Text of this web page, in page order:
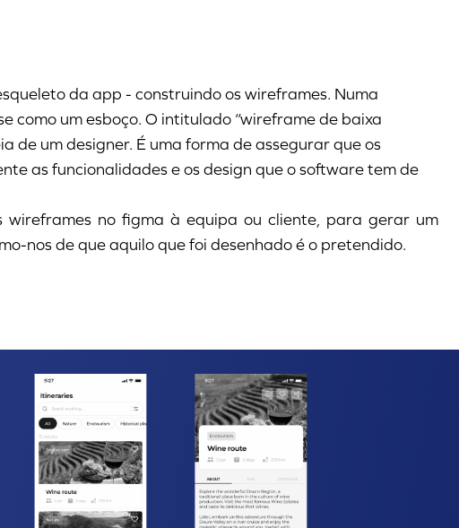
da app - construindo os wireframes. Numa
como um esboço. O intitulado “wireframe de baixa
de um designer. É uma forma de assegurar que os
as funcionalidades e os design que o software tem de
wireframes no figma à equipa ou cliente, para gerar um
nos de que aquilo que foi desenhado é o pretendido.